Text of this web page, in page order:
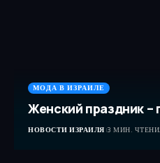
МОДА В ИЗРАИЛЕ
Женский праздник –
НОВОСТИ ИЗРАИЛЯ 3 МИН.